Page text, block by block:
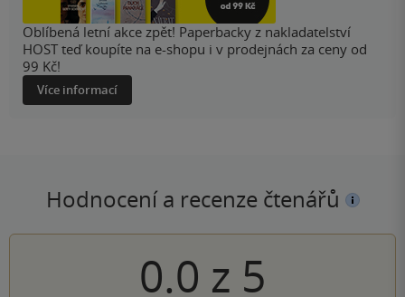
Oblíbená letní akce zpět! Paperbacky z nakladatelství
HOST teď koupíte na e-shopu i v prodejnách za ceny od
99 Kč!
Více informací
Hodnocení a recenze čtenářů
0.0 z 5